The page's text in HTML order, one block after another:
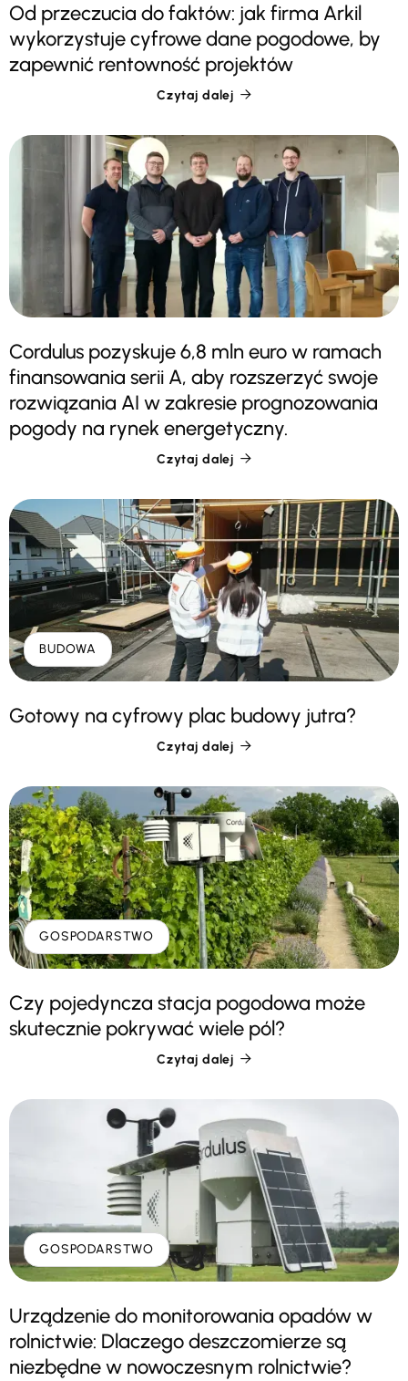
Od przeczucia do faktów: jak firma Arkil
wykorzystuje cyfrowe dane pogodowe, by
zapewnić rentowność projektów
Czytaj dalej 
Cordulus pozyskuje 6,8 mln euro w ramach
finansowania serii A, aby rozszerzyć swoje
rozwiązania AI w zakresie prognozowania
pogody na rynek energetyczny.
Czytaj dalej 
BUDOWA
Gotowy na cyfrowy plac budowy jutra?
Czytaj dalej 
GOSPODARSTWO
Czy pojedyncza stacja pogodowa może
skutecznie pokrywać wiele pól?
Czytaj dalej 
GOSPODARSTWO
Urządzenie do monitorowania opadów w
rolnictwie: Dlaczego deszczomierze są
niezbędne w nowoczesnym rolnictwie?